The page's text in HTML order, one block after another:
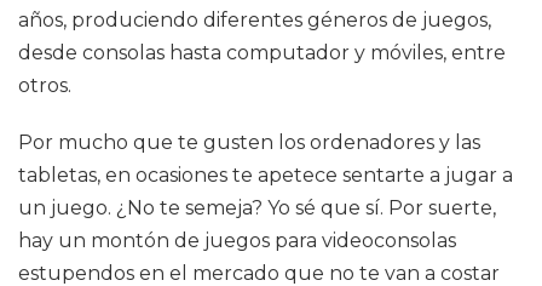
años, produciendo diferentes géneros de juegos,
desde consolas hasta computador y móviles, entre
otros.
Por mucho que te gusten los ordenadores y las
tabletas, en ocasiones te apetece sentarte a jugar a
un juego. ¿No te semeja? Yo sé que sí. Por suerte,
hay un montón de juegos para videoconsolas
estupendos en el mercado que no te van a costar